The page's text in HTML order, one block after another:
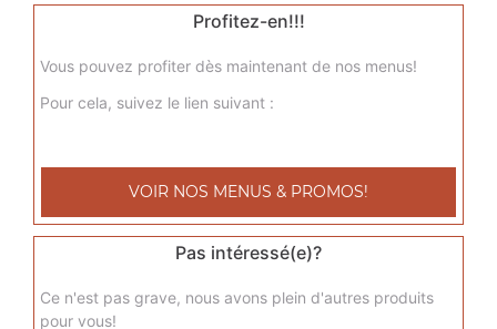
menu wrap tenders, menu wrap tenders steak
+
Nos Tacos
Profitez-en!!!
Vous pouvez profiter dès maintenant de nos menus!
Pour cela, suivez le lien suivant :
VOIR NOS MENUS & PROMOS!
Pas intéressé(e)?
Ce n'est pas grave, nous avons plein d'autres produits
pour vous!